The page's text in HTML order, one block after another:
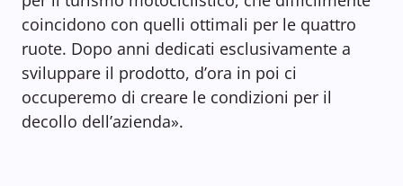
coincidono con quelli ottimali per le quattro
ruote. Dopo anni dedicati esclusivamente a
sviluppare il prodotto, d’ora in poi ci
occuperemo di creare le condizioni per il
decollo dell’azienda».